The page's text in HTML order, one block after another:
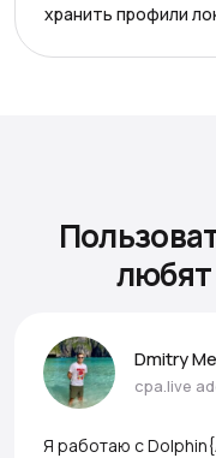
хранить профили
Dmitry
cpa.live
Я работаю с